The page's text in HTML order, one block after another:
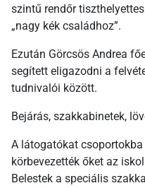
szintű rendőr
„nagy kék családhoz”.
Ezután Görcsös Andrea
segített eligazodni a
tudnivalói között.
Bejárás, szakkabinetek,
A látogatókat
körbevezették őket az
Belestek a speciális